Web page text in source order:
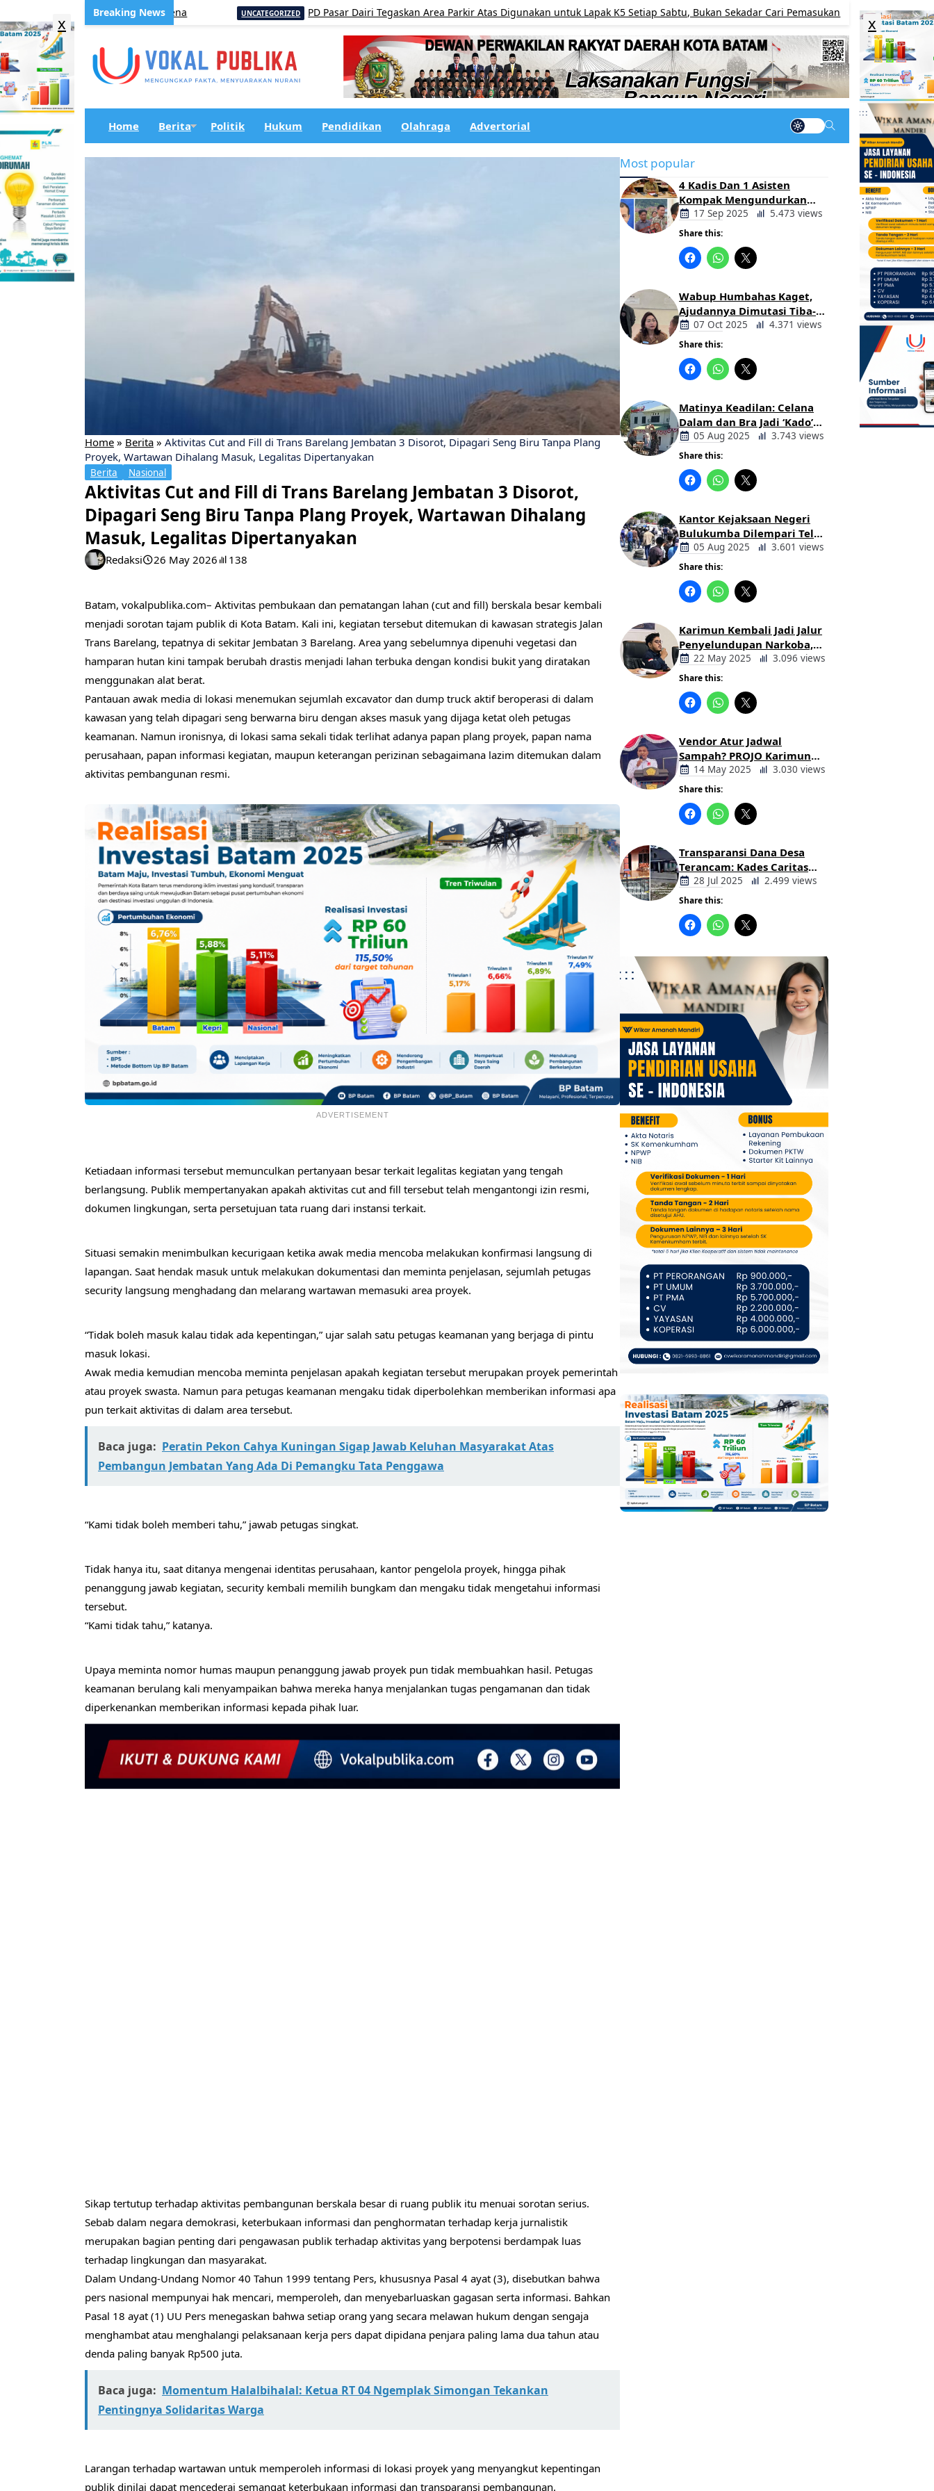
Perkuat Program Jatagena UNCATEGORIZED PD Pasar Dairi Tegaskan Area Parkir Atas Digunakan untuk Lapak K5 Setiap Sabtu, Bukan Sekadar Cari Pemasukan BERITA Fric :
Home Berita Politik Hukum Pendidikan Olahraga Advertorial
Home » Berita » Aktivitas Cut and Fill di Trans Barelang Jembatan 3 Disorot, Dipagari Seng Biru Tanpa Plang
Proyek, Wartawan Dihalang Masuk, Legalitas Dipertanyakan
Berita Nasional
Aktivitas Cut and Fill di Trans Barelang Jembatan 3 Disorot,
Dipagari Seng Biru Tanpa Plang Proyek, Wartawan Dihalang
Masuk, Legalitas Dipertanyakan
Redaksi 26 May 2026 138
Batam, vokalpublika.com– Aktivitas pembukaan dan pematangan lahan (cut and fill) berskala besar kembali
menjadi sorotan tajam publik di Kota Batam. Kali ini, kegiatan tersebut ditemukan di kawasan strategis Jalan
Trans Barelang, tepatnya di sekitar Jembatan 3 Barelang. Area yang sebelumnya dipenuhi vegetasi dan
hamparan hutan kini tampak berubah drastis menjadi lahan terbuka dengan kondisi bukit yang diratakan
menggunakan alat berat.
Pantauan awak media di lokasi menemukan sejumlah excavator dan dump truck aktif beroperasi di dalam
kawasan yang telah dipagari seng berwarna biru dengan akses masuk yang dijaga ketat oleh petugas
keamanan. Namun ironisnya, di lokasi sama sekali tidak terlihat adanya papan plang proyek, papan nama
perusahaan, papan informasi kegiatan, maupun keterangan perizinan sebagaimana lazim ditemukan dalam
aktivitas pembangunan resmi.
ADVERTISEMENT
Ketiadaan informasi tersebut memunculkan pertanyaan besar terkait legalitas kegiatan yang tengah
berlangsung. Publik mempertanyakan apakah aktivitas cut and fill tersebut telah mengantongi izin resmi,
dokumen lingkungan, serta persetujuan tata ruang dari instansi terkait.
Situasi semakin menimbulkan kecurigaan ketika awak media mencoba melakukan konfirmasi langsung di
lapangan. Saat hendak masuk untuk melakukan dokumentasi dan meminta penjelasan, sejumlah petugas
security langsung menghadang dan melarang wartawan memasuki area proyek.
“Tidak boleh masuk kalau tidak ada kepentingan,” ujar salah satu petugas keamanan yang berjaga di pintu
masuk lokasi.
Awak media kemudian mencoba meminta penjelasan apakah kegiatan tersebut merupakan proyek pemerintah
atau proyek swasta. Namun para petugas keamanan mengaku tidak diperbolehkan memberikan informasi apa
pun terkait aktivitas di dalam area tersebut.
Baca juga: Peratin Pekon Cahya Kuningan Sigap Jawab Keluhan Masyarakat Atas
Pembangun Jembatan Yang Ada Di Pemangku Tata Penggawa
“Kami tidak boleh memberi tahu,” jawab petugas singkat.
Tidak hanya itu, saat ditanya mengenai identitas perusahaan, kantor pengelola proyek, hingga pihak
penanggung jawab kegiatan, security kembali memilih bungkam dan mengaku tidak mengetahui informasi
tersebut.
“Kami tidak tahu,” katanya.
Upaya meminta nomor humas maupun penanggung jawab proyek pun tidak membuahkan hasil. Petugas
keamanan berulang kali menyampaikan bahwa mereka hanya menjalankan tugas pengamanan dan tidak
diperkenankan memberikan informasi kepada pihak luar.
Sikap tertutup terhadap aktivitas pembangunan berskala besar di ruang publik itu menuai sorotan serius.
Sebab dalam negara demokrasi, keterbukaan informasi dan penghormatan terhadap kerja jurnalistik
merupakan bagian penting dari pengawasan publik terhadap aktivitas yang berpotensi berdampak luas
terhadap lingkungan dan masyarakat.
Dalam Undang-Undang Nomor 40 Tahun 1999 tentang Pers, khususnya Pasal 4 ayat (3), disebutkan bahwa
pers nasional mempunyai hak mencari, memperoleh, dan menyebarluaskan gagasan serta informasi. Bahkan
Pasal 18 ayat (1) UU Pers menegaskan bahwa setiap orang yang secara melawan hukum dengan sengaja
menghambat atau menghalangi pelaksanaan kerja pers dapat dipidana penjara paling lama dua tahun atau
denda paling banyak Rp500 juta.
Baca juga: Momentum Halalbihalal: Ketua RT 04 Ngemplak Simongan Tekankan
Pentingnya Solidaritas Warga
Larangan terhadap wartawan untuk memperoleh informasi di lokasi proyek yang menyangkut kepentingan
publik dinilai dapat mencederai semangat keterbukaan informasi dan transparansi pembangunan.
Most popular
4 Kadis Dan 1 Asisten
Kompak Mengundurkan
Diri, Ada Apa Pemerintahan
Oloan
17 Sep 2025 5.473 views
Share this:
Wabup Humbahas Kaget,
Ajudannya Dimutasi Tiba-
tiba Tanpa Alasan Oleh
Bupati
07 Oct 2025 4.371 views
Share this:
Matinya Keadilan: Celana
Dalam dan Bra Jadi ‘Kado’
untuk Kajari Bulukumba
05 Aug 2025 3.743 views
Share this:
Kantor Kejaksaan Negeri
Bulukumba Dilempari Telur
dan Kotoran Sapi, Keluarga
Korban Lakalantas Tuntut
Keadilan
05 Aug 2025 3.601 views
Share this:
Karimun Kembali Jadi Jalur
Penyelundupan Narkoba,
Mahasiswa Desak Pemkab
dan Aparat Bertindak Tegas
22 May 2025 3.096 views
Share this:
Vendor Atur Jadwal
Sampah? PROJO Karimun
Kritik Usulan PT AGB
14 May 2025 3.030 views
Share this:
Transparansi Dana Desa
Terancam: Kades Caritas
Sogawunasi Diduga
Gelapkan Bantuan untuk
Warga
28 Jul 2025 2.499 views
Share this:
x
x